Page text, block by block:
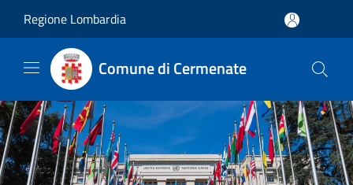
Regione Lombardia
Comune di Cermenate